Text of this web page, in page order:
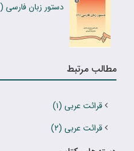
دستور زبان فارسى (۱)
مطالب مرتبط
قرائت عربی (۱)
قرائت عربی (۲)